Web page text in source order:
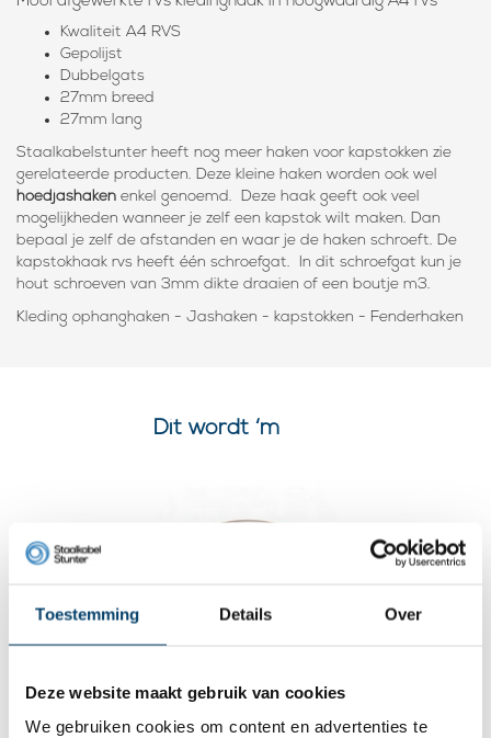
Toestemming Details Over
Deze website maakt gebruik van cookies
We gebruiken cookies om content en advertenties te
Kwaliteit A4 RVS
Gepolijst
Dubbelgats
27mm breed
27mm lang
Staalkabelstunter heeft nog meer haken voor kapstokken zie
gerelateerde producten. Deze kleine haken worden ook wel
hoedjashaken enkel genoemd. Deze haak geeft ook veel
mogelijkheden wanneer je zelf een kapstok wilt maken. Dan
bepaal je zelf de afstanden en waar je de haken schroeft. De
kapstokhaak rvs heeft één schroefgat. In dit schroefgat kun je
hout schroeven van 3mm dikte draaien of een boutje m3.
Kleding ophanghaken - Jashaken - kapstokken - Fenderhaken
Dit wordt ‘m
Rvs Fenderhaak Heidi 27x27mm